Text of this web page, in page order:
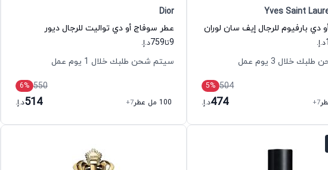
Yves Saint
دي بارفيوم للرجال إيف سان لوران
د.إ.
خلال 3 يوم عمل
504
5%
+7
474د.إ.
Dior
عطر سوفاج أو دي تواليت للرجال ديور
9تا759د.إ.
سيتم شحن طلبك خلال 1 يوم عمل
550
6%
100 مل عطر
+7
514د.إ.